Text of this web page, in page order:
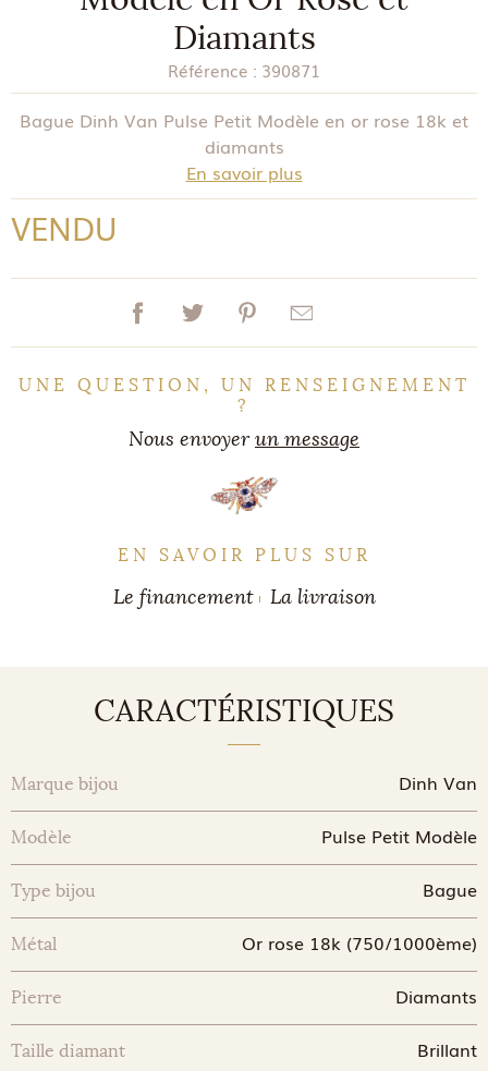
Diamants
Référence : 390871
Bague Dinh Van Pulse Petit Modèle en or rose 18k et
diamants
En savoir plus
VENDU
UNE QUESTION, UN RENSEIGNEMENT
?
Nous envoyerun message
EN SAVOIR PLUS SUR
Le financement La livraison
CARACTÉRISTIQUES
Marque bijou Dinh Van
Modèle Pulse Petit Modèle
Type bijou Bague
Métal Or rose 18k (750/1000ème)
Pierre Diamants
Taille diamant Brillant